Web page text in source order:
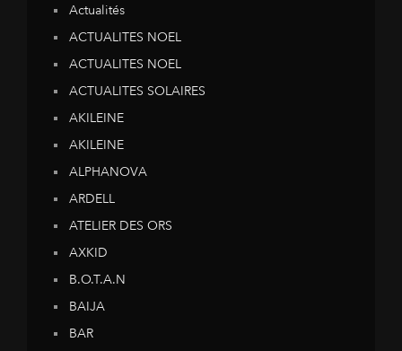
Actualités
ACTUALITES NOEL
ACTUALITES NOEL
ACTUALITES SOLAIRES
AKILEINE
AKILEINE
ALPHANOVA
ARDELL
ATELIER DES ORS
AXKID
B.O.T.A.N
BAIJA
BAR